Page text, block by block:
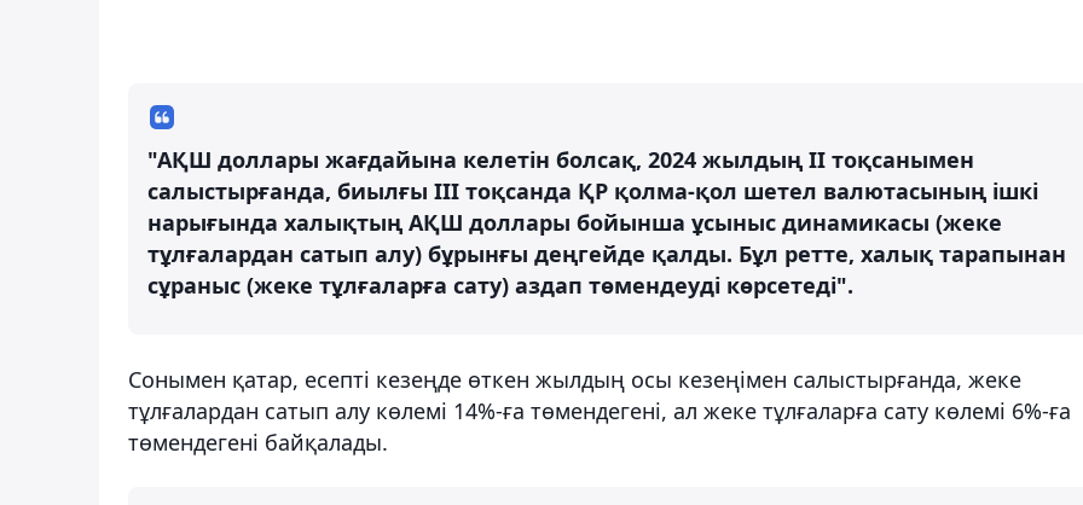
"АҚШ доллары жағдайына келетін болсақ, 2024 жылдың II тоқсанымен
салыстырғанда, биылғы III тоқсанда ҚР қолма-қол шетел валютасының ішкі
нарығында халықтың АҚШ доллары бойынша ұсыныс динамикасы (жеке
тұлғалардан сатып алу) бұрынғы деңгейде қалды. Бұл ретте, халық тарапынан
сұраныс (жеке тұлғаларға сату) аздап төмендеуді көрсетеді".
Сонымен қатар, есепті кезеңде өткен жылдың осы кезеңімен салыстырғанда, жеке
тұлғалардан сатып алу көлемі 14%-ға төмендегені, ал жеке тұлғаларға сату көлемі 6%-ға
төмендегені байқалады.